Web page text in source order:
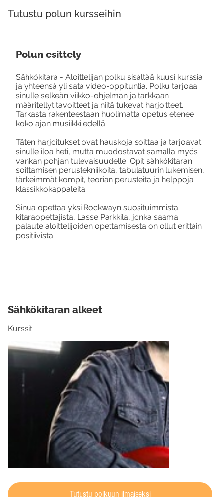
Tutustu polun kursseihin
Polun esittely
Sähkökitara - Aloittelijan polku sisältää kuusi kurssia
ja yhteensä yli sata video-oppituntia. Polku tarjoaa
sinulle selkeän viikko-ohjelman ja tarkkaan
määritellyt tavoitteet ja niitä tukevat harjoitteet.
Tarkasta rakenteestaan huolimatta opetus etenee
koko ajan musiikki edellä.
Täten harjoitukset ovat hauskoja soittaa ja tarjoavat
sinulle iloa heti, mutta muodostavat samalla myös
vankan pohjan tulevaisuudelle. Opit sähkökitaran
soittamisen perustekniikoita, tabulatuurin lukemisen,
tärkeimmät kompit, teorian perusteita ja helppoja
klassikkokappaleita.
Sinua opettaa yksi Rockwayn suosituimmista
kitaraopettajista, Lasse Parkkila, jonka saama
palaute aloittelijoiden opettamisesta on ollut erittäin
positiivista.
Sähkökitaran alkeet
Kurssit
Tutustu polkuun ilmaiseksi